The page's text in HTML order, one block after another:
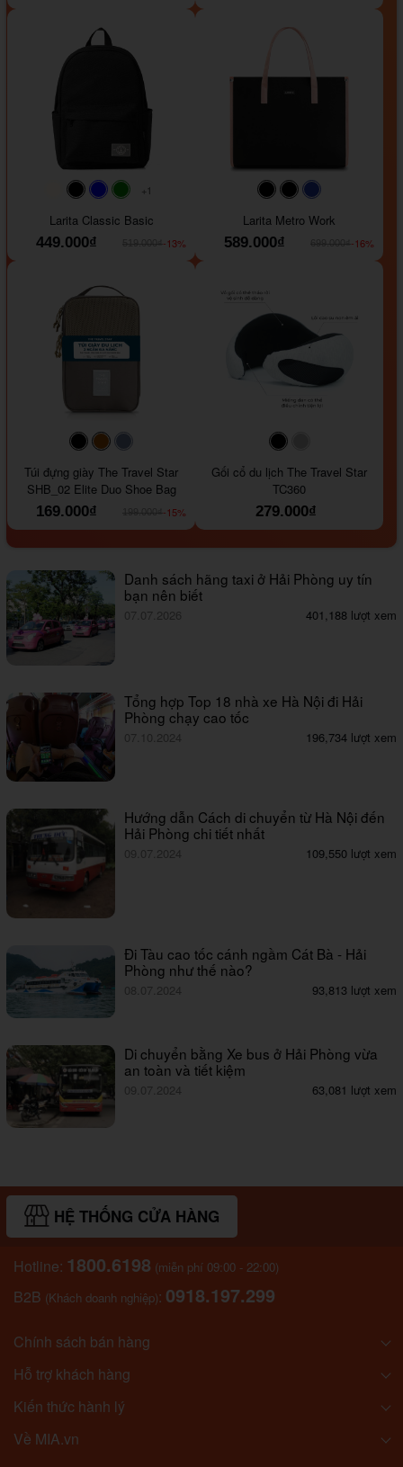
#faf0e6#000000#0000FF
+1
Larita Classic Basic
449.000₫
-13%
#000000#000000
Larita Metro Work
589.000₫
-16%
#000000#964B00
Túi đựng giày The Travel Star
SHB_02 Elite Duo Shoe Bag
169.000₫
-15%
Gối cổ du lịch The Travel Star
TC360
279.000₫
Danh sách hãng taxi ở Hải Phòng uy tín
bạn nên biết
07.07.2026 401,188 lượt xem
Tổng hợp Top 18 nhà xe Hà Nội đi Hải
Phòng chạy cao tốc
07.10.2024 196,734 lượt xem
Hướng dẫn Cách di chuyển từ Hà Nội đến
Hải Phòng chi tiết nhất
09.07.2024 109,550 lượt xem
Đi Tàu cao tốc cánh ngầm Cát Bà - Hải
Phòng như thế nào?
08.07.2024 93,813 lượt xem
Di chuyển bằng Xe bus ở Hải Phòng vừa
an toàn và tiết kiệm
09.07.2024 63,081 lượt xem
HỆ THỐNG CỬA HÀNG
Hotline: 1800.6198 (miễn phí 09:00 - 22:00)
B2B (Khách doanh nghiệp): 0918.197.299
Chính sách bán hàng
Hỗ trợ khách hàng
Kiến thức hành lý
Về MIA.vn